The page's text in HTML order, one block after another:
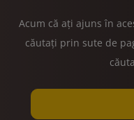
Acum că ați ajuns în
căutați prin sute de